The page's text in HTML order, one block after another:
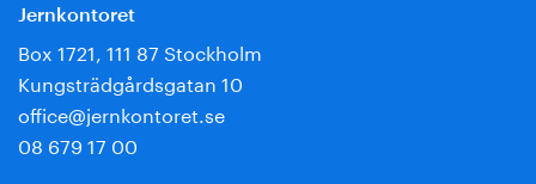
Jernkontoret
Box 1721, 111 87 Stockholm
Kungsträdgårdsgatan 10
office@jernkontoret.se
08 679 17 00